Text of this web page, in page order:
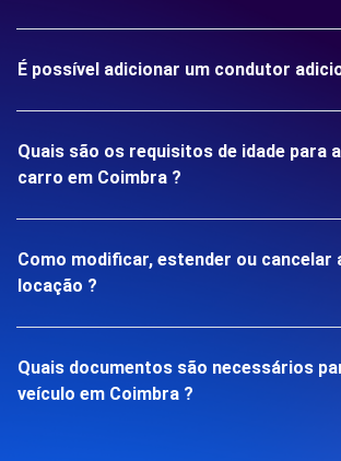
É possível adicionar um condutor
Quais são os requisitos de idade para
carro em Coimbra ?
Como modificar, estender ou cancelar
locação ?
Quais documentos são necessários
veículo em Coimbra ?